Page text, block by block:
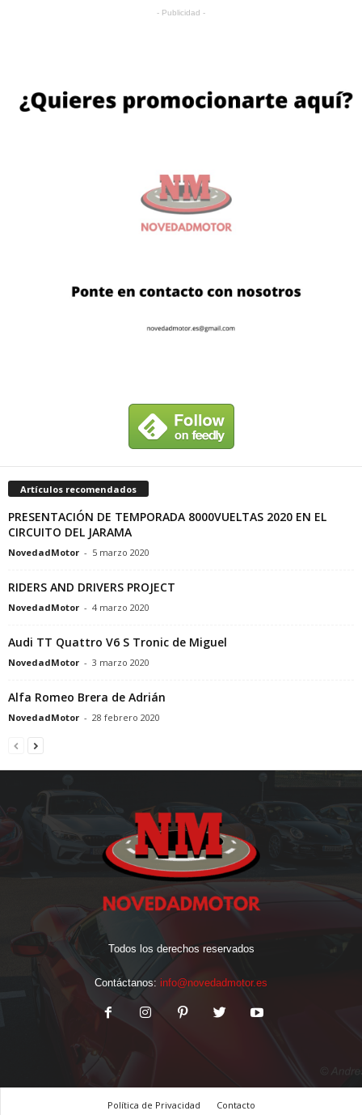
- Publicidad -
Artículos recomendados
PRESENTACIÓN DE TEMPORADA 8000VUELTAS 2020 EN EL
CIRCUITO DEL JARAMA
NovedadMotor - 5 marzo 2020
RIDERS AND DRIVERS PROJECT
NovedadMotor - 4 marzo 2020
Audi TT Quattro V6 S Tronic de Miguel
NovedadMotor - 3 marzo 2020
Alfa Romeo Brera de Adrián
NovedadMotor - 28 febrero 2020
Todos los derechos reservados
Contáctanos: info@novedadmotor.es
Política de Privacidad Contacto